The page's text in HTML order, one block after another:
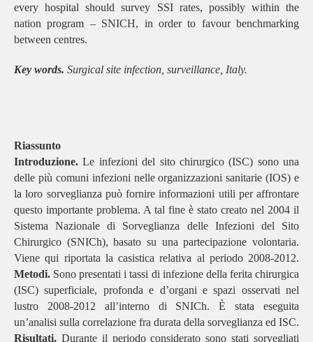
every hospital should survey SSI rates, possibly within the
nation program – SNICH, in order to favour benchmarking
between centres.
Key words. Surgical site infection, surveillance, Italy.
Riassunto
Introduzione. Le infezioni del sito chirurgico (ISC) sono una
delle più comuni infezioni nelle organizzazioni sanitarie (IOS) e
la loro sorveglianza può fornire informazioni utili per affrontare
questo importante problema. A tal fine è stato creato nel 2004 il
Sistema Nazionale di Sorveglianza delle Infezioni del Sito
Chirurgico (SNICh), basato su una partecipazione volontaria.
Viene qui riportata la casistica relativa al periodo 2008-2012.
Metodi. Sono presentati i tassi di infezione della ferita chirurgica
(ISC) superficiale, profonda e d’organi e spazi osservati nel
lustro 2008-2012 all’interno di SNICh. È stata eseguita
un’analisi sulla correlazione fra durata della sorveglianza ed ISC.
Risultati. Durante il periodo considerato sono stati sorvegliati